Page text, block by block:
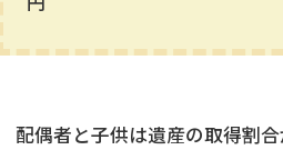
配偶者と子供は遺産の取得割